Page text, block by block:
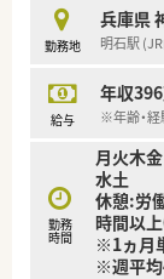
■産休・
ても長く
■年に一
度があり
得できる
■従業員の
上に向け
勤務地
兵庫県
明石駅
給与
年収
※年齢・
勤務
時間
月火木
水土
休憩:労
時間以
※1ヵ月
※週平